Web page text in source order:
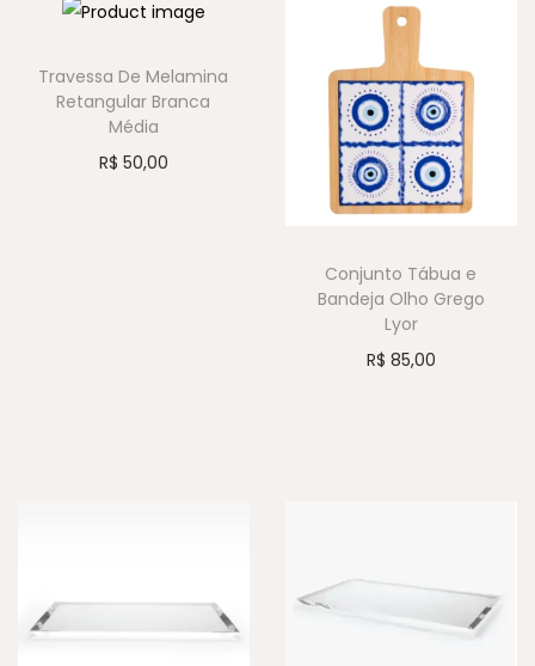
Travessa De Melamina
Retangular Branca
Média
R$ 50,00
Conjunto Tábua e
Bandeja Olho Grego
Lyor
R$ 85,00